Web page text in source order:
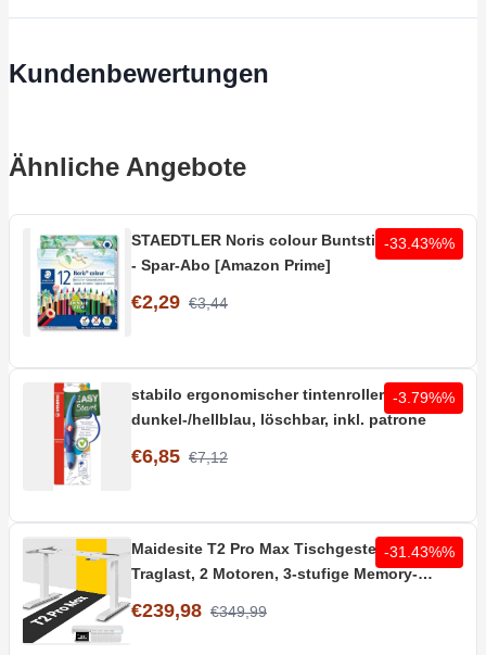
Kundenbewertungen
Ähnliche Angebote
STAEDTLER Noris colour Buntstifte 12 Stifte
- Spar-Abo [Amazon Prime]
€2,29 €3,44
-33.43%%
stabilo ergonomischer tintenroller rechts in
dunkel-/hellblau, löschbar, inkl. patrone
€6,85 €7,12
-3.79%%
Maidesite T2 Pro Max Tischgestell | 180kg
Traglast, 2 Motoren, 3-stufige Memory-
€239,98 €349,99
-31.43%%